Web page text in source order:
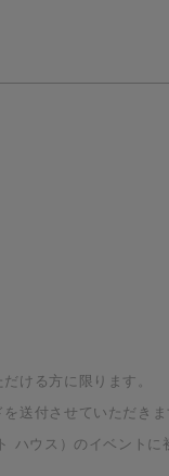
ける方に限ります。
送付させていただきま
ハウス）のイベントに